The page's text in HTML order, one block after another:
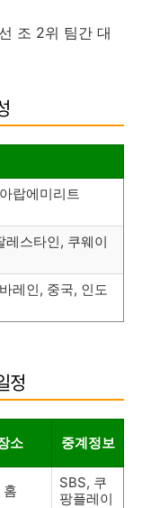
조 2위 팀간 대
아랍에미리트
레스타인, 쿠웨이
바레인, 중국, 인도
정
소 중계정보
홈
SBS, 쿠
팡플레이